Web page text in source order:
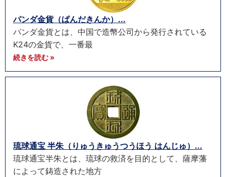
パンダ金貨（ぱんだきんか）...
パンダ金貨とは、中国で造幣公司から発行されている
K24の金貨で、一番最
続きを読む »
琉球通宝 半朱（りゅうきゅうつうほう はんじゅ）...
琉球通宝半朱とは、琉球の救済を目的として、薩摩藩
によって鋳造された地方